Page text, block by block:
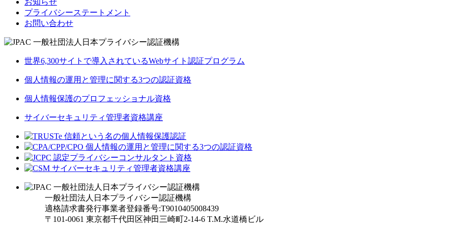
プライバシーステートメント
お問い合わせ
世界6,300サイトで導入されているWebサイト認証プログラム
個人情報の運用と管理に関する3つの認証資格
個人情報保護のプロフェッショナル資格
サイバーセキュリティ管理者資格講座
一般社団法人日本プライバシー認証機構
適格請求書発行事業者登録番号:T9010405008439
〒101-0061 東京都千代田区神田三崎町2-14-6 T.M.水道橋ビル